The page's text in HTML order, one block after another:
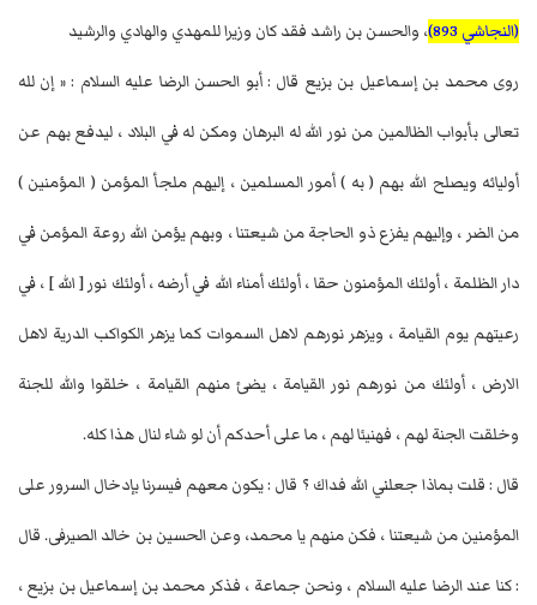
(النجاشي 893) ، والحسن بن راشد فقد كان وزيرا للمهدي والهادي والرشيد
روى محمد بن إسماعيل بن بزيع قال : أبو الحسن الرضا عليه السلام : « إن لله
تعالى بأبواب الظالمين من نور الله له البرهان ومكن له في البلاد ، ليدفع بهم عن
أوليائه ويصلح الله بهم ( به ) أمور المسلمين ، إليهم ملجأ المؤمن ( المؤمنين )
من الضر ، وإليهم يفزع ذو الحاجة من شيعتنا ، وبهم يؤمن الله روعة المؤمن في
دار الظلمة ، أولئك المؤمنون حقا ، أولئك أمناء الله في أرضه ، أولئك نور [ الله ] ، في
رعيتهم يوم القيامة ، ويزهر نورهم لاهل السموات كما يزهر الكواكب الدرية لاهل
الارض ، أولئك من نورهم نور القيامة ، يضئ منهم القيامة ، خلقوا والله للجنة
وخلقت الجنة لهم ، فهنيئا لهم ، ما على أحدكم أن لو شاء لنال هذا كله.
قال : قلت بماذا جعلني الله فداك ؟ قال : يكون معهم فيسرنا بإدخال السرور على
المؤمنين من شيعتنا ، فكن منهم يا محمد، وعن الحسين بن خالد الصيرفى. قال
: كنا عند الرضا عليه السلام ، ونحن جماعة ، فذكر محمد بن إسماعيل بن بزيع ،